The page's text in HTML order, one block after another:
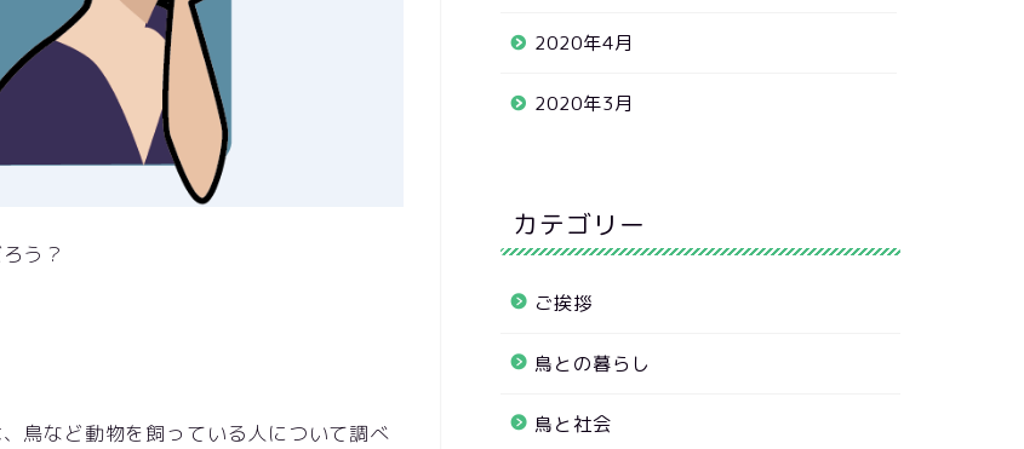
う？
鳥など動物を飼っている人について調べ
2020年4月
2020年3月
カテゴリー
ご挨拶
鳥との暮らし
鳥と社会